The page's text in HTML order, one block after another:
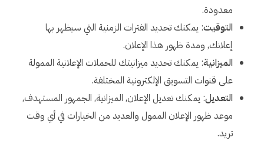
معدودة.
التوقيت: يمكنك تحديد الفترات الزمنية التي سيظهر بها
إعلانك, ومدة ظهور هذا الإعلان.
الميزانية: يمكنك تحديد ميزانيتك للحملات الإعلانية الممولة
على قنوات التسويق الإلكترونية المختلفة.
التعديل: يمكنك تعديل الإعلان, الميزانية, الجمهور المستهدف,
موعد ظهور الإعلان الممول والعديد من الخيارات في أي وقت
تريد.